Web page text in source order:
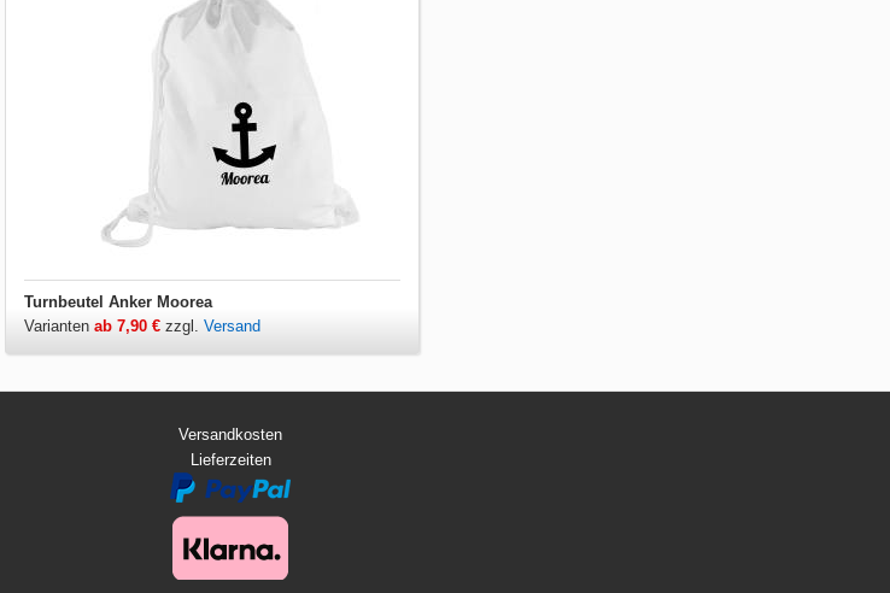
Turnbeutel Anker Moorea
Varianten ab 7,90 €zzgl. Versand
Versandkosten
Lieferzeiten